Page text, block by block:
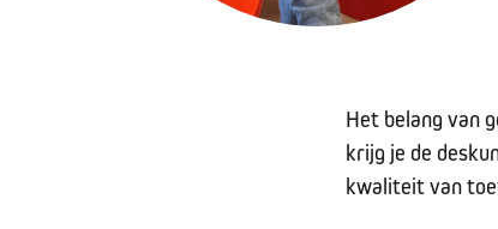
Het belang van
krijg je de
kwaliteit van